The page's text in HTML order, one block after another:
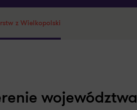
z Wielkopolski
województwa